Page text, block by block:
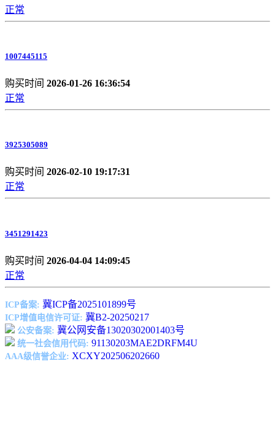
正常
1007445115
购买时间 2026-01-26 16:36:54
正常
3925305089
购买时间 2026-02-10 19:17:31
正常
3451291423
购买时间 2026-04-04 14:09:45
正常
ICP备案: 冀ICP备2025101899号
ICP增值电信许可证: 冀B2-20250217
公安备案: 冀公网安备13020302001403号
统一社会信用代码: 91130203MAE2DRFM4U
AAA级信誉企业: XCXY202506202660